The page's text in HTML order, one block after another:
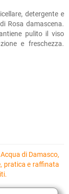
detergente e
Rosa damascena.
pulito il viso
e freschezza.
di Damasco,
pratica e raffinata